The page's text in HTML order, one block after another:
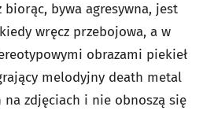
bywa agresywna, jest
wręcz przebojowa, a w
obrazami piekieł
melodyjny death metal
zdjęciach i nie obnoszą się